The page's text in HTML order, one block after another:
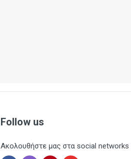
Follow us
Ακολουθήστε μας στα social networks